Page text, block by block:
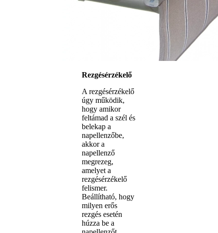
Rezgésérzékelő
A rezgésérzékelő
úgy működik,
hogy amikor
feltámad a szél és
belekap a
napellenzőbe,
akkor a
napellenző
megrezeg,
amelyet a
rezgésérzékelő
felismer.
Beállítható, hogy
milyen erős
rezgés esetén
húzza be a